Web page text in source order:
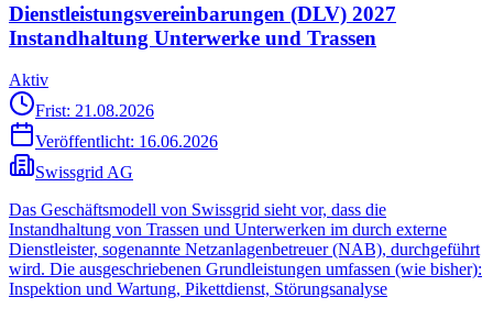
Dienstleistungsvereinbarungen (DLV) 2027
Instandhaltung Unterwerke und Trassen
Aktiv
Frist: 21.08.2026
Veröffentlicht: 16.06.2026
Swissgrid AG
Das Geschäftsmodell von Swissgrid sieht vor, dass die
Instandhaltung von Trassen und Unterwerken im durch externe
Dienstleister, sogenannte Netzanlagenbetreuer (NAB), durchgeführt
wird. Die ausgeschriebenen Grundleistungen umfassen (wie bisher):
Inspektion und Wartung, Pikettdienst, Störungsanalyse